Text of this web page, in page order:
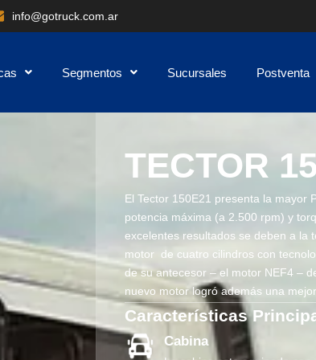
info@gotruck.com.ar
Segmentos Sucursales Postventa
TECTOR
El Tector 150E21 presenta la mayor
potencia máxima (a 2.500 rpm) y
excelentes resultados se deben a la
motor de cuatro cilindros con
de su antecesor – el motor NEF4 –
nuevo motor logró además una
Características
Cabina